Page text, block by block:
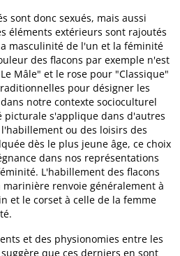
sont donc sexués, mais aussi
éléments extérieurs sont rajoutés
masculinité de l'un et la féminité
des flacons par exemple n'est
Mâle" et le rose pour "Classique"
pour désigner les
notre contexte socioculturel
picturale s'applique dans d'autres
ou des loisirs des
dès le plus jeune âge, ce choix
dans nos représentations
L'habillement des flacons
renvoie généralement à
et le corset à celle de la femme
et des physionomies entre les
que ces derniers en sont